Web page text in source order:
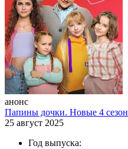
анонс
Папины дочки. Новые 4 сезон
25 август 2025
Год выпуска: